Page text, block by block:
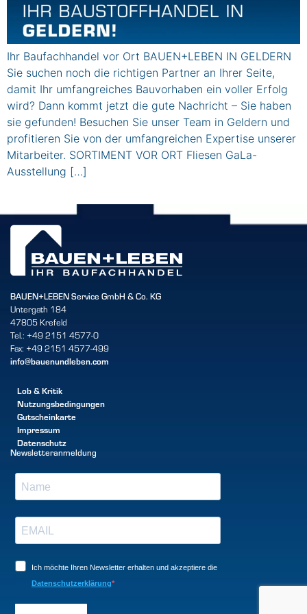
Ihr Baufachhandel vor Ort BAUEN+LEBEN IN GELDERN
Sie suchen noch die richtigen Partner an Ihrer Seite,
damit Ihr umfangreiches Bauvorhaben ein voller Erfolg
wird? Dann kommt jetzt die gute Nachricht – Sie haben
sie gefunden! Besuchen Sie unser Team in Geldern und
profitieren Sie von der umfangreichen Expertise unserer
Mitarbeiter. SORTIMENT VOR ORT Fliesen GaLa-
Ausstellung […]
BAUEN+LEBEN Service GmbH & Co. KG
Untergath 184
47805 Krefeld
Tel.: +49 2151 4577-0
Fax: +49 2151 4577-499
info@bauenundleben.com
Lob & Kritik
Nutzungsbedingungen
Gutscheinkarte
Impressum
Datenschutz
Newsletteranmeldung
Ich möchte Ihren Newsletter erhalten und akzeptiere die
Datenschutzerklärung